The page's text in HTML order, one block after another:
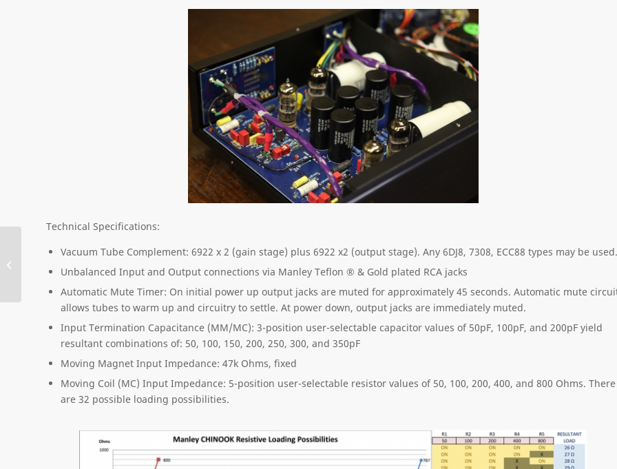
Technical Specifications:
Vacuum Tube Complement: 6922 x 2 (gain stage) plus 6922 x2 (output stage). Any 6DJ8, 7308, ECC88 types may be used.
Unbalanced Input and Output connections via Manley Teflon ® & Gold plated RCA jacks
Automatic Mute Timer: On initial power up output jacks are muted for approximately 45 seconds. Automatic mute
allows tubes to warm up and circuitry to settle. At power down, output jacks are immediately muted.
Input Termination Capacitance (MM/MC): 3-position user-selectable capacitor values of 50pF, 100pF, and 200pF yield
resultant combinations of: 50, 100, 150, 200, 250, 300, and 350pF
Moving Magnet Input Impedance: 47k Ohms, fixed
Moving Coil (MC) Input Impedance: 5-position user-selectable resistor values of 50, 100, 200, 400, and 800 Ohms. There
are 32 possible loading possibilities.